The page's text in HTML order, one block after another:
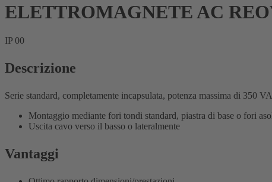
ELETTROMAGNETE AC
IP 00
Descrizione
Serie standard, completamente incapsulata, potenza massima di 350
Montaggio mediante fori tondi standard, piastra di base o fori
Uscita cavo verso il basso o lateralmente
Vantaggi